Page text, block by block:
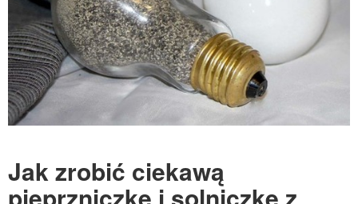
Jak zrobić ciekawą